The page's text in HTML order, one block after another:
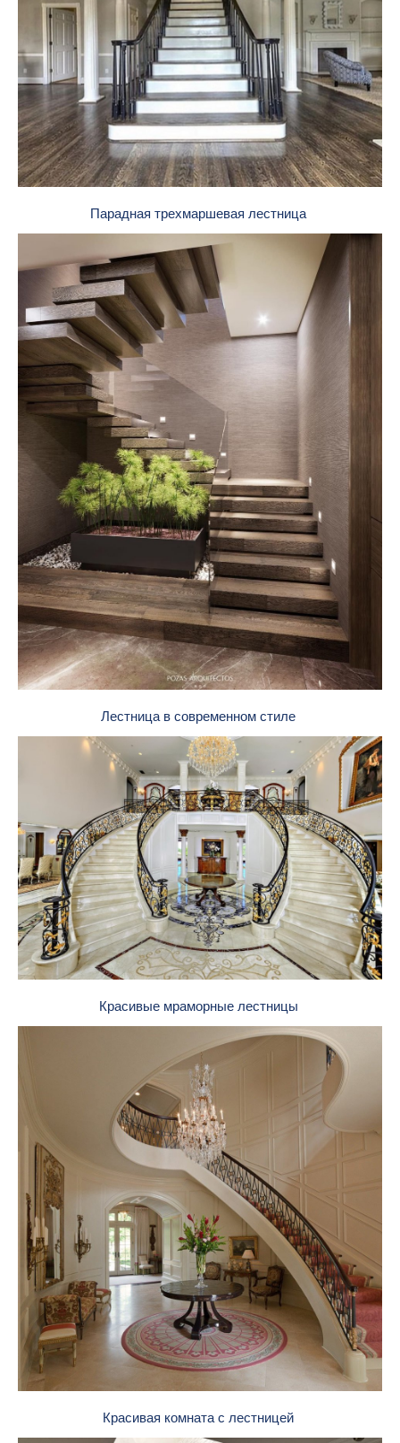
Парадная трехмаршевая лестница
Лестница в современном стиле
Красивые мраморные лестницы
Красивая комната с лестницей